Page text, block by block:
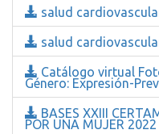
salud
salud
Catálogo virtual
Género: Expresión-
BASES XXIII
POR UNA MUJER 2022